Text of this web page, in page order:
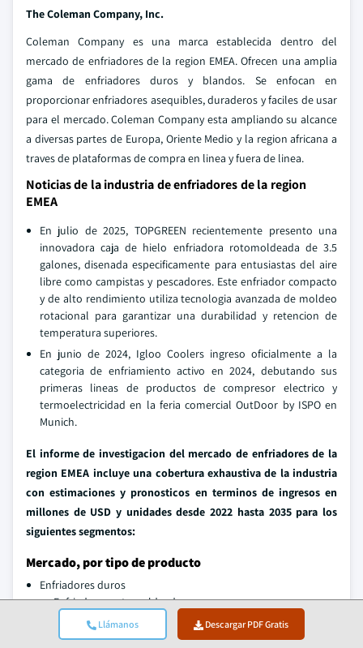
Llámanos Descargar PDF Gratis
The Coleman Company, Inc.
Coleman Company es una marca establecida dentro del
mercado de enfriadores de la region EMEA. Ofrecen una amplia
gama de enfriadores duros y blandos. Se enfocan en
proporcionar enfriadores asequibles, duraderos y faciles de usar
para el mercado. Coleman Company esta ampliando su alcance
a diversas partes de Europa, Oriente Medio y la region africana a
traves de plataformas de compra en linea y fuera de linea.
Noticias de la industria de enfriadores de la region
EMEA
En julio de 2025, TOPGREEN recientemente presento una
innovadora caja de hielo enfriadora rotomoldeada de 3.5
galones, disenada especificamente para entusiastas del aire
libre como campistas y pescadores. Este enfriador compacto
y de alto rendimiento utiliza tecnologia avanzada de moldeo
rotacional para garantizar una durabilidad y retencion de
temperatura superiores.
En junio de 2024, Igloo Coolers ingreso oficialmente a la
categoria de enfriamiento activo en 2024, debutando sus
primeras lineas de productos de compresor electrico y
termoelectricidad en la feria comercial OutDoor by ISPO en
Munich.
El informe de investigacion del mercado de enfriadores de la
region EMEA incluye una cobertura exhaustiva de la industria
con estimaciones y pronosticos en terminos de ingresos en
millones de USD y unidades desde 2022 hasta 2035 para los
siguientes segmentos:
Mercado, por tipo de producto
Enfriadores duros
Enfriadores rotomoldeados
Enfriadores moldeados por inyeccion
Metal / acero inoxidable enfriadores